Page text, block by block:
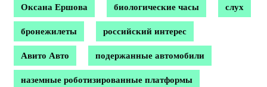
Оксана Ершова биологические часы слух
бронежилеты российский интерес
Авито Авто подержанные автомобили
наземные роботизированные платформы